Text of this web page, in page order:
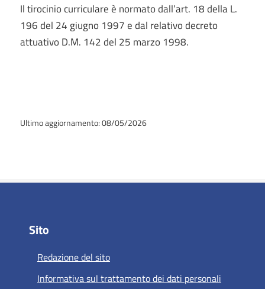
Il tirocinio curriculare è normato dall’art. 18 della L.
196 del 24 giugno 1997 e dal relativo decreto
attuativo D.M. 142 del 25 marzo 1998.
Ultimo aggiornamento: 08/05/2026
Sito
Redazione del sito
Informativa sul trattamento dei dati personali